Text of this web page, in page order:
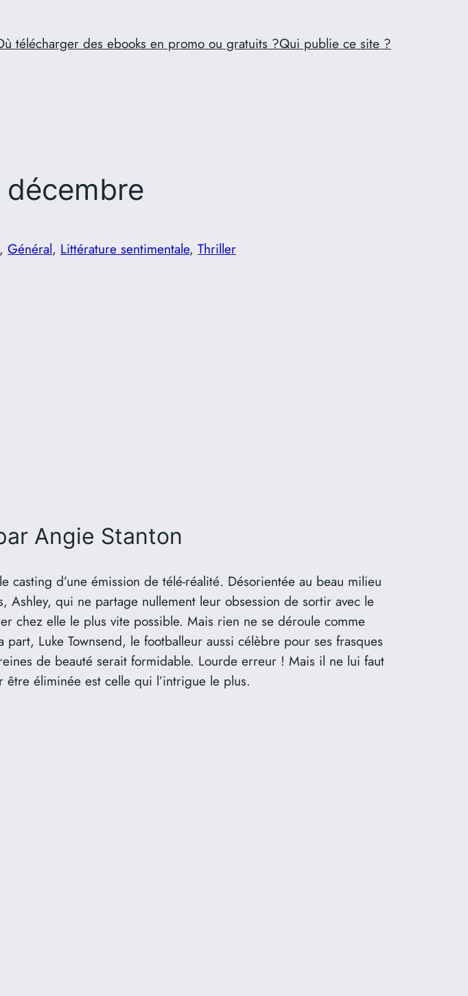
télécharger des ebooks en promo ou gratuits ?Qui publie ce site ?
, Général, Littérature sentimentale, Thriller
Angie Stanton
d’une émission de télé-réalité. Désorientée au beau milieu
Ashley, qui ne partage nullement leur obsession de sortir avec le
chez elle le plus vite possible. Mais rien ne se déroule comme
Luke Townsend, le footballeur aussi célèbre pour ses frasques
de beauté serait formidable. Lourde erreur ! Mais il ne lui faut
éliminée est celle qui l’intrigue le plus.